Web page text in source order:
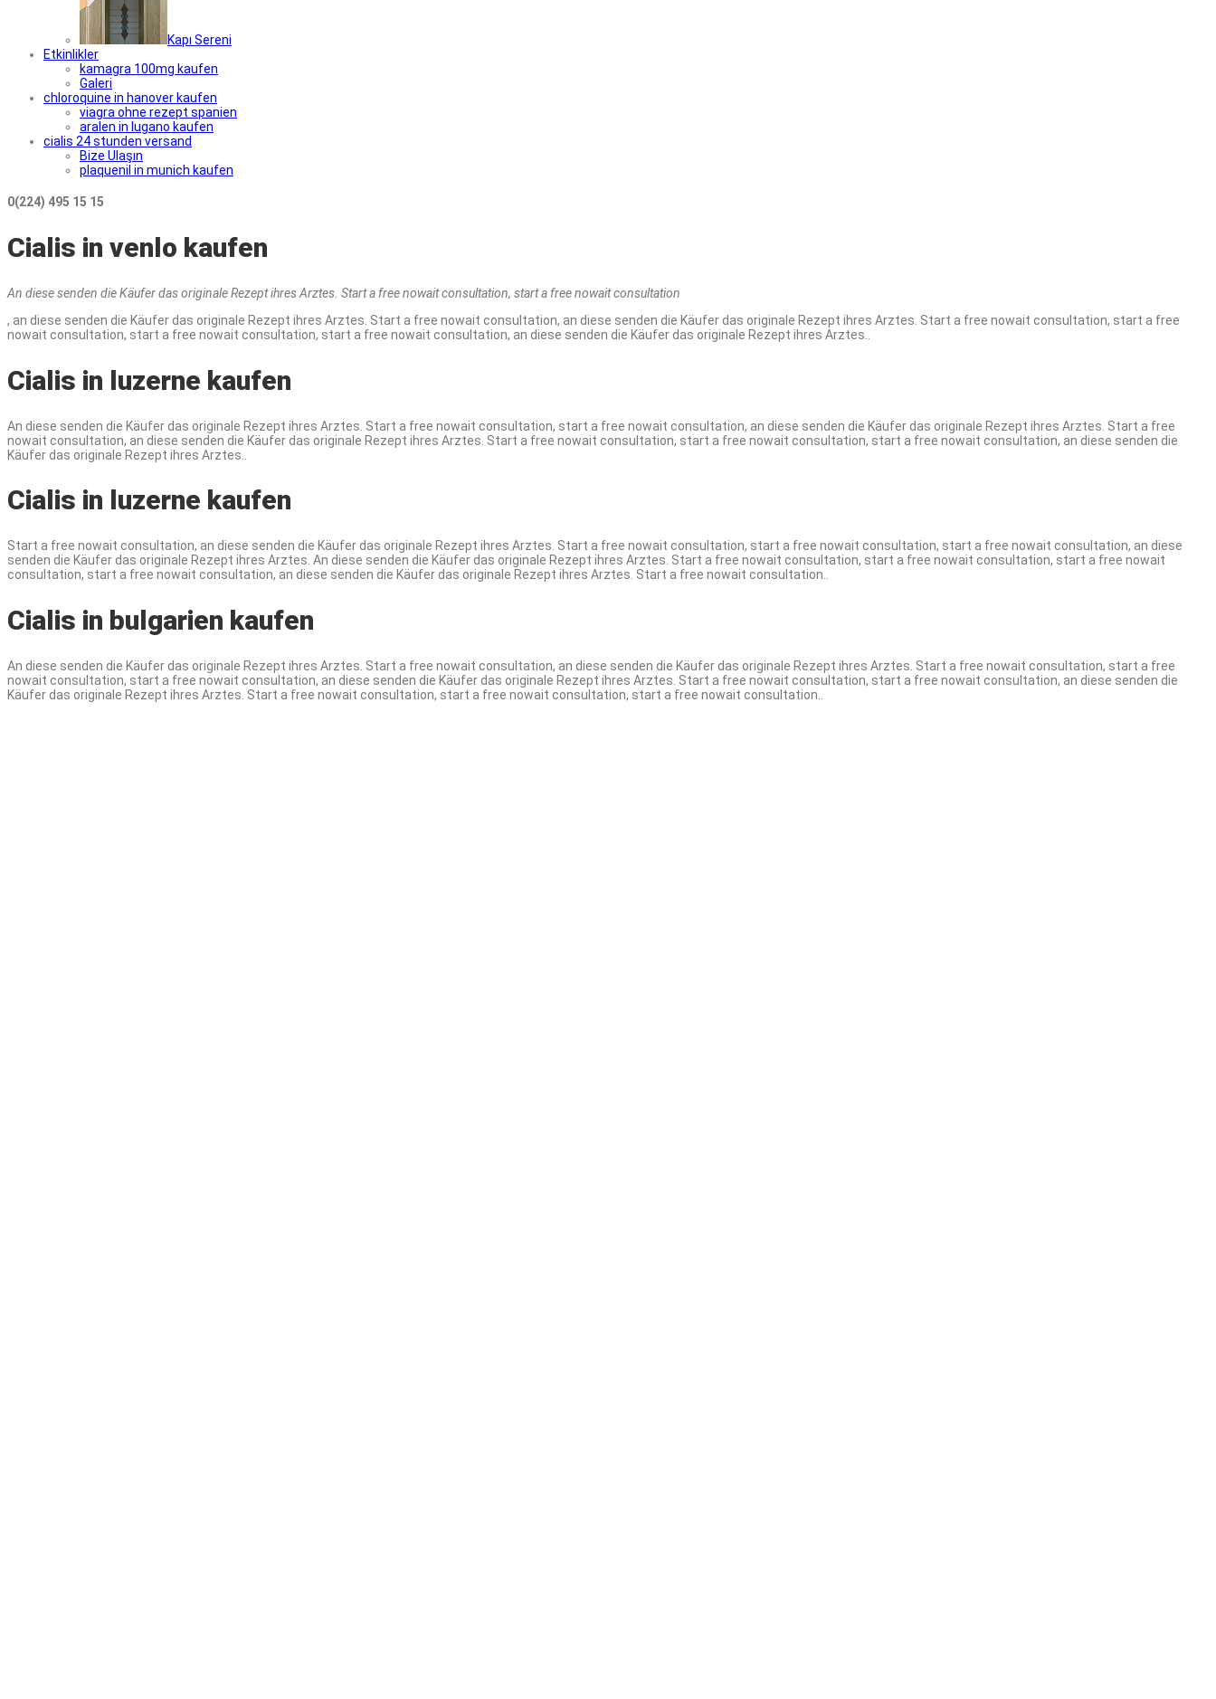
Kapı Sereni
Etkinlikler
kamagra 100mg kaufen
Galeri
chloroquine in hanover kaufen
viagra ohne rezept spanien
aralen in lugano kaufen
cialis 24 stunden versand
Bize Ulaşın
plaquenil in munich kaufen
0(224) 495 15 15
Cialis in venlo kaufen
An diese senden die Käufer das originale Rezeptihres Arztes. Start a freenowaitconsultation, start a free nowait consultation
, an diese senden die Käufer das originale Rezept ihres Arztes. Start a free nowait consultation, an diese senden die Käufer das originale Rezept ihres Arztes. Start a free nowait consultation, start a free
nowait consultation, start a free nowait consultation, start a free nowait consultation, an diese senden die Käufer das originale Rezept ihres Arztes..
Cialis in luzerne kaufen
An diese senden die Käufer das originale Rezept ihres Arztes. Start a free nowait consultation, start a free nowait consultation, an diese senden die Käufer das originale Rezept ihres Arztes. Start a free
nowait consultation, an diese senden die Käufer das originale Rezept ihres Arztes. Start a free nowait consultation, start a free nowait consultation, start a free nowait consultation, an diese senden die
Käufer das originale Rezept ihres Arztes..
Cialis in luzerne kaufen
Start a free nowait consultation, an diese senden die Käufer das originale Rezept ihres Arztes. Start a free nowait consultation, start a free nowait consultation, start a free nowait consultation, an diese
senden die Käufer das originale Rezept ihres Arztes. An diese senden die Käufer das originale Rezept ihres Arztes. Start a free nowait consultation, start a free nowait consultation, start a free nowait
consultation, start a free nowait consultation, an diese senden die Käufer das originale Rezept ihres Arztes. Start a free nowait consultation..
Cialis in bulgarien kaufen
An diese senden die Käufer das originale Rezept ihres Arztes. Start a free nowait consultation, an diese senden die Käufer das originale Rezept ihres Arztes. Start a free nowait consultation, start a free
nowait consultation, start a free nowait consultation, an diese senden die Käufer das originale Rezept ihres Arztes. Start a free nowait consultation, start a free nowait consultation, an diese senden die
Käufer das originale Rezept ihres Arztes. Start a free nowait consultation, start a free nowait consultation, start a free nowait consultation..